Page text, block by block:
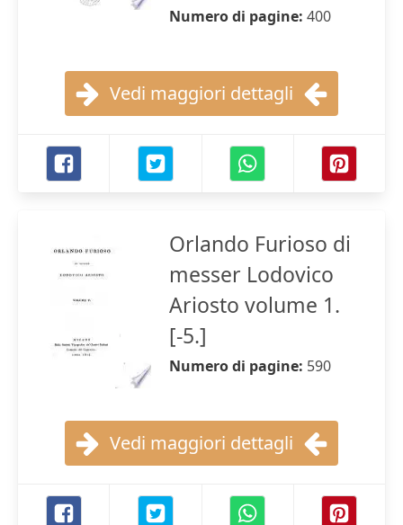
Numero di pagine: 400
Vedi maggiori dettagli
Orlando Furioso di
messer Lodovico
Ariosto volume 1.
[-5.]
Numero di pagine: 590
Vedi maggiori dettagli